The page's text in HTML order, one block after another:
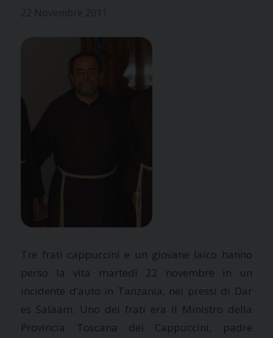
Tre frati cappuccini e un giovane laico hanno
perso la vita martedì 22 novembre in un
incidente d’auto in Tanzania, nei pressi di Dar
es Salaam. Uno dei frati era il Ministro della
Provincia Toscana dei Cappuccini, padre